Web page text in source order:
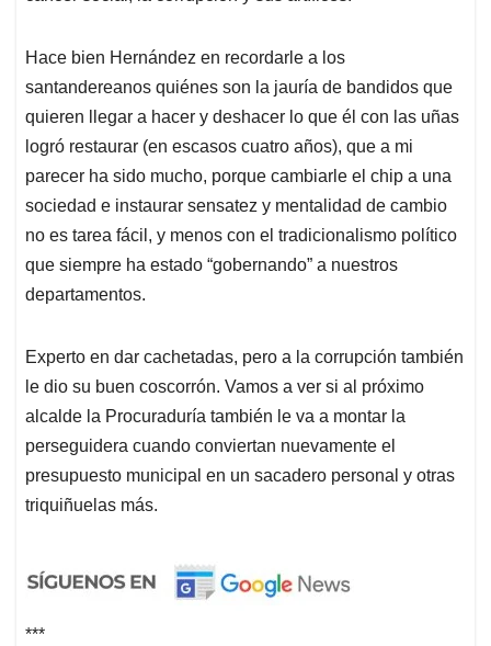
Hace bien Hernández en recordarle a los
santandereanos quiénes son la jauría de bandidos que
quieren llegar a hacer y deshacer lo que él con las uñas
logró restaurar (en escasos cuatro años), que a mi
parecer ha sido mucho, porque cambiarle el chip a una
sociedad e instaurar sensatez y mentalidad de cambio
no es tarea fácil, y menos con el tradicionalismo político
que siempre ha estado “gobernando” a nuestros
departamentos.
Experto en dar cachetadas, pero a la corrupción también
le dio su buen coscorrón. Vamos a ver si al próximo
alcalde la Procuraduría también le va a montar la
perseguidera cuando conviertan nuevamente el
presupuesto municipal en un sacadero personal y otras
triquiñuelas más.
***